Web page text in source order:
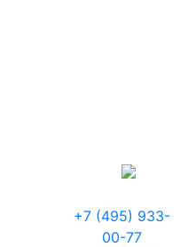
+7 (495) 933-
00-77